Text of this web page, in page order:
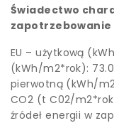
Świadectwo
zapotrzebowanie
EU – użytkową
(kWh/m2*rok):
pierwotną (kWh/
CO2 (t C02/
źródeł energii w